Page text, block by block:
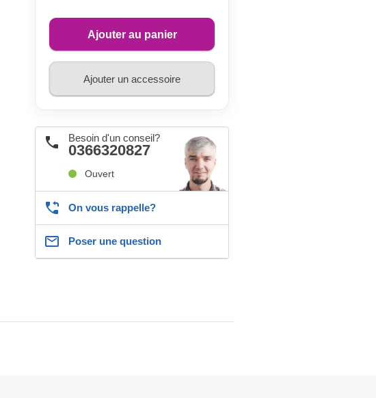
Ajouter au panier
Ajouter un accessoire
Besoin d'un conseil?
0366320827
Ouvert
On vous rappelle?
Poser une question